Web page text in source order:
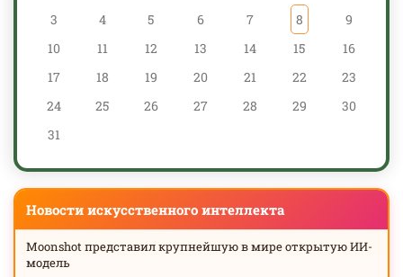
3
4 5 6 7 8
9
10
11 12 13 14 15
16
17
18 19 20 21 22
23
24
25 26 27 28 29
30
31
Новости искусственного интеллекта
Moonshot представил крупнейшую в мире открытую ИИ-
модель